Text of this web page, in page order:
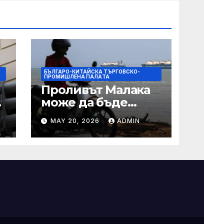
БЪЛГАРО-КИТАЙСКА ТЪРГОВСКО-
ПРОМИШЛЕНА ПАЛAТА
Проливът Малака
може да бъде
следващата точка,
ако Азия не
внимава
MAY 20, 2026 ADMIN